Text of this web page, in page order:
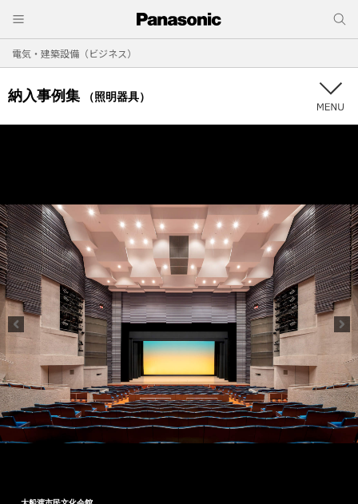
電気・建築設備（ビジネス）
納入事例集 （照明器具）